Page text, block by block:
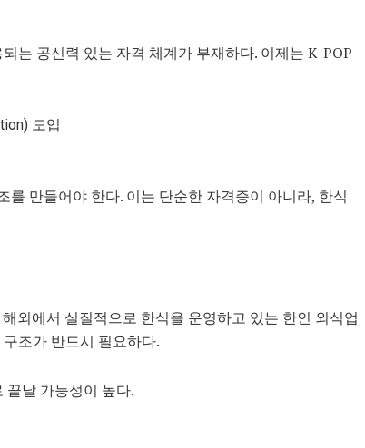
는 공신력 있는 자격 체계가 부재하다. 이제는 K-POP
도입
를 만들어야 한다. 이는 단순한 자격증이 아니라, 한식
외에서 실질적으로 한식을 운영하고 있는 한인 외식업
구조가 반드시 필요하다.
끝날 가능성이 높다.